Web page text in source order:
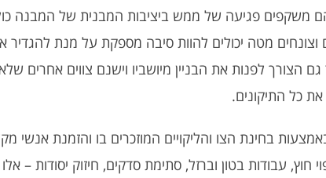
משקפים פגיעה של ממש ביציבות המבנית של המבנה
וצונחים מטה יכולים להוות סיבה מספקת על מנת להגדיר
הצורך לפנות את הבניין מיושביו וישנם צווים אחרים
את כל התיקונים.
בחינת הצו והליקויים המוזכרים בו והזמנת אנשי
חוץ, עבודות בטון וברזל, סתימת סדקים, חיזוק יסודות –